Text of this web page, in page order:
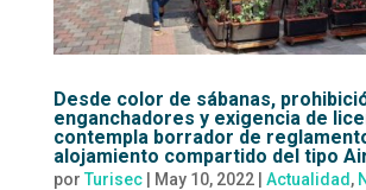
Desde color de sábanas,
enganchadores y exigencia de
contempla borrador de
alojamiento compartido del tipo
por Turisec| May 10, 2022| Actualidad ,